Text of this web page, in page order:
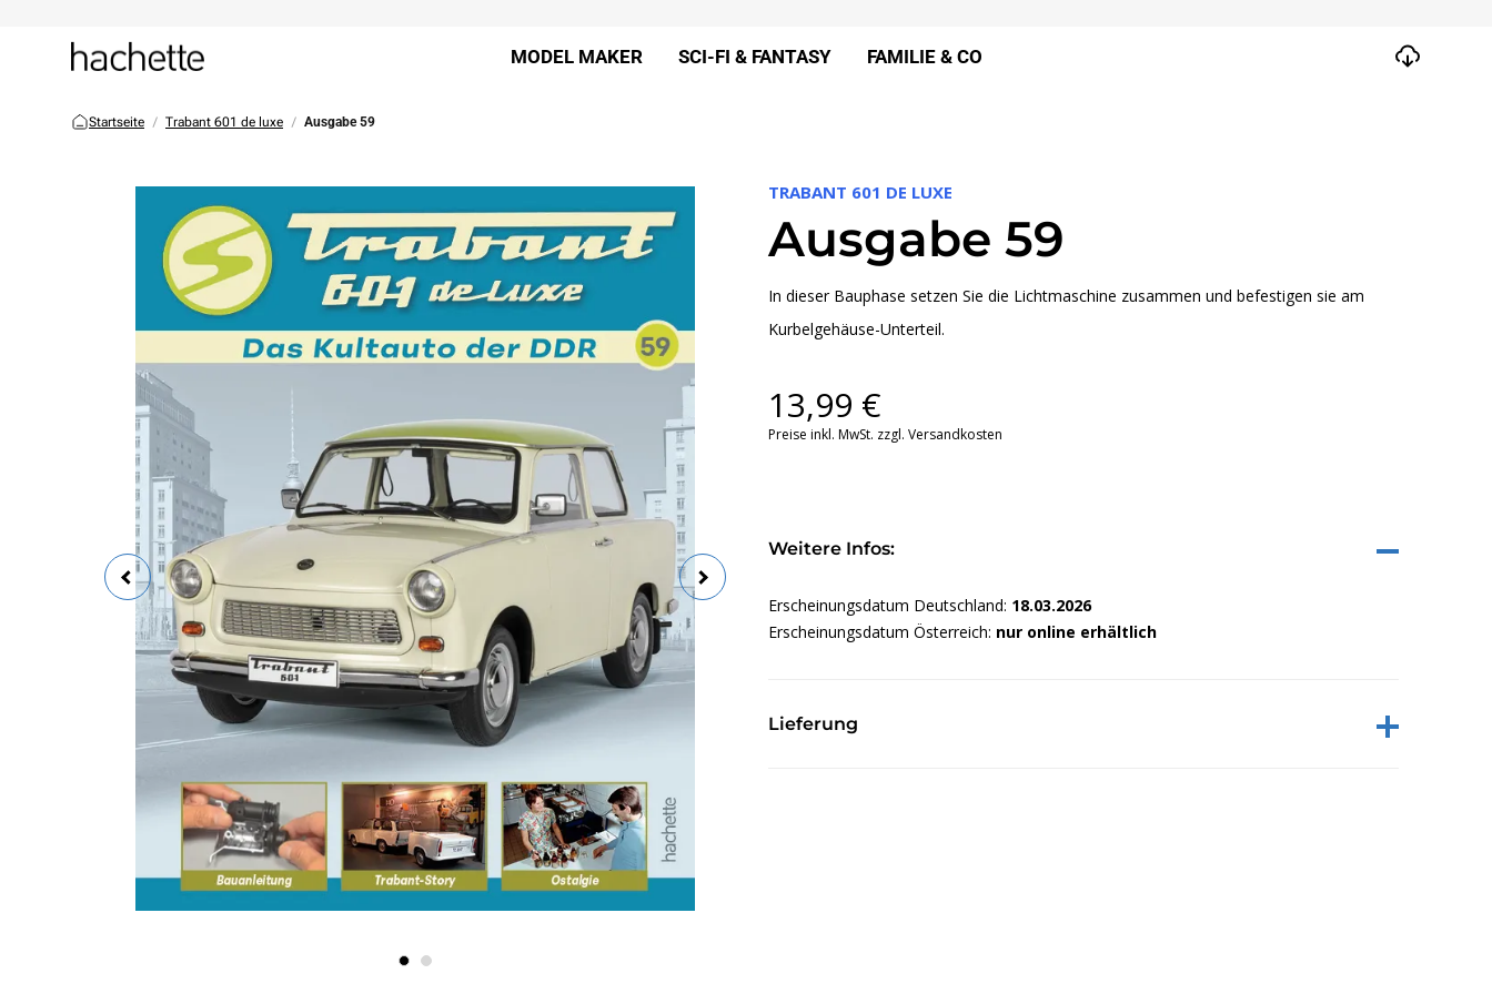
MODEL MAKER SCI-FI & FANTASY FAMILIE & CO
Startseite Trabant 601 de luxe Ausgabe 59
TRABANT 601 DE LUXE
Ausgabe 59
In dieser Bauphase setzen Sie die Lichtmaschine zusammen und befestigen sie am
Kurbelgehäuse-Unterteil.
13,99 €
Preise inkl. MwSt. zzgl. Versandkosten
Weitere Infos:
Erscheinungsdatum Deutschland: 18.03.2026
Erscheinungsdatum Österreich: nur online erhältlich
Lieferung